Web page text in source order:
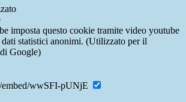
imposta questo cookie tramite video youtube
statistici anonimi. (Utilizzato per il
Google)
wwSFI-pUNjE